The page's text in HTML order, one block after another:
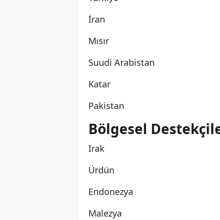
İran
Mısır
Suudi Arabistan
Katar
Pakistan
Bölgesel
Irak
Ürdün
Endonezya
Malezya